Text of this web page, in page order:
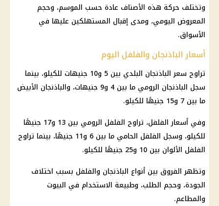
وتختلف حركة هذه الأصناف عادة حسب الموسم، وحجم
المعروض اليومي، ومدى إقبال المستهلكين عليها في
الأسواق.
أسعار الباذنجان والفلفل اليوم
تراوح سعر الباذنجان البلدي بين 5 و10 جنيهات للكيلو، بينما
سجل الباذنجان الرومي ما بين 4 و9 جنيهات، والباذنجان الأبيض
ما بين 7 و15 جنيهًا للكيلو.
وفي أسعار الفلفل، تراوح الفلفل الرومي بين 13 و17 جنيهًا
للكيلو، وسجل الفلفل الحامي ما بين 6 و11 جنيهًا، بينما تراوح
الفلفل الألوان بين 10 و25 جنيهًا للكيلو.
وتظهر الفروق بين أنواع الباذنجان والفلفل بسبب اختلاف
الجودة، وحجم الطلب، وطبيعة الاستخدام في البيوت
والمطاعم.